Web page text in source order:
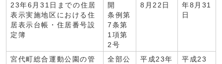
23年6月31日までの住居
表示実施地区における住
居表示台帳・住居番号設
定簿
開
条例第
7条第
1項第
2号
8月22日
年8月31
日
宮代町総合運動公園の管
全部公
平成23年
平成23